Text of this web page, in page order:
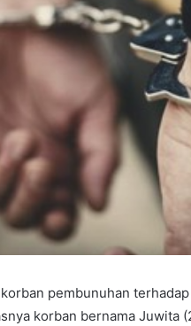
pembunuhan
korban bernama Juwita